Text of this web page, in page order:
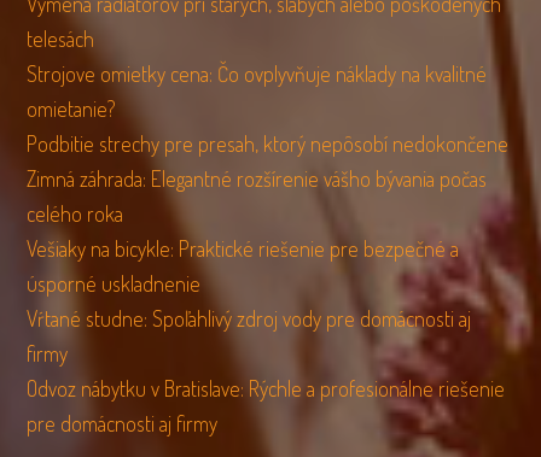
telesách
Strojove omietky cena: Čo ovplyvňuje náklady na kvalitné
omietanie?
Podbitie strechy pre presah, ktorý nepôsobí nedokončene
Zimná záhrada: Elegantné rozšírenie vášho bývania počas
celého roka
Vešiaky na bicykle: Praktické riešenie pre bezpečné a
úsporné uskladnenie
Vŕtané studne: Spoľahlivý zdroj vody pre domácnosti aj
firmy
Odvoz nábytku v Bratislave: Rýchle a profesionálne riešenie
pre domácnosti aj firmy